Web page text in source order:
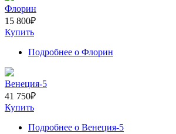
Флорин
15 800₽
Купить
Подробнее о Флорин
Венеция-5
41 750₽
Купить
Подробнее о Венеция-5